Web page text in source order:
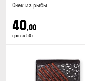
Снек из рыбы
40,00
грн за 50 г